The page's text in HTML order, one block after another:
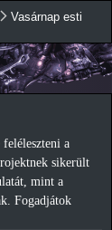
Vasárnap esti
a
sikerült
mint a
Fogadjátok